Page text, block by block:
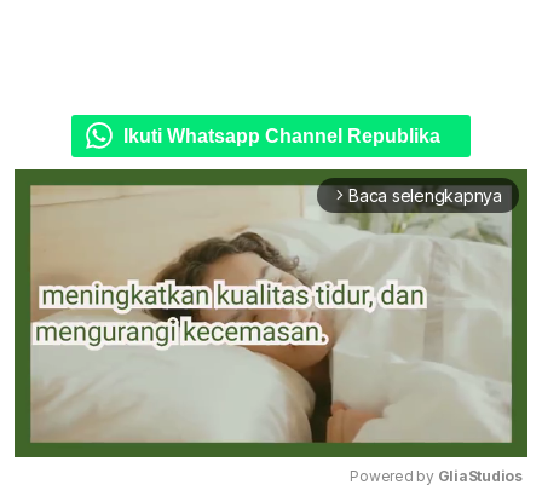
Ikuti Whatsapp Channel Republika
arrow_forward_ios Baca selengkapnya
Powered by GliaStudios